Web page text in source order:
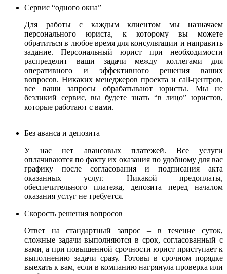
Сервис “одного окна”
Для работы с каждым клиентом мы назначаем
персонального юриста, к которому вы можете
обратиться в любое время для консультации и направить
задание. Персональный юрист при необходимости
распределит ваши задачи между коллегами для
оперативного и эффективного решения ваших
вопросов. Никаких менеджеров проекта и call-центров,
все ваши запросы обрабатывают юристы. Мы не
безликий сервис, вы будете знать “в лицо” юристов,
которые работают с вами.
Без аванса и депозита
У нас нет авансовых платежей. Все услуги
оплачиваются по факту их оказания по удобному для вас
графику после согласования и подписания акта
оказанных услуг. Никакой предоплаты,
обеспечительного платежа, депозита перед началом
оказания услуг не требуется.
Скорость решения вопросов
Ответ на стандартный запрос – в течение суток,
сложные задачи выполняются в срок, согласованный с
вами, а при повышенной срочности юрист приступает к
выполнению задачи сразу. Готовы в срочном порядке
выехать к вам, если в компанию нагрянула проверка или